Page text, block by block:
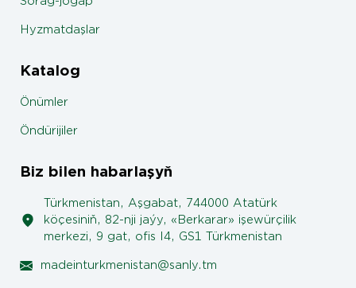
Hyzmatdaşlar
Katalog
Önümler
Öndürijiler
Biz bilen habarlaşyň
Türkmenistan, Aşgabat, 744000 Atatürk
köçesiniň, 82-nji jaýy, «Berkarar» işewürçilik
merkezi, 9 gat, ofis I4, GS1 Türkmenistan
madeinturkmenistan@sanly.tm